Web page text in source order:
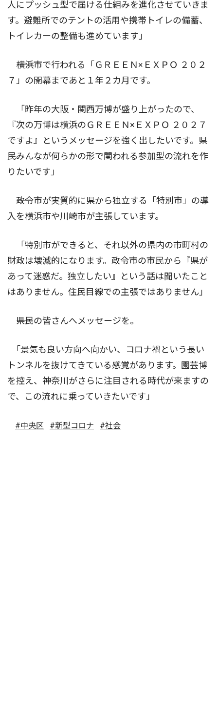
人にプッシュ型で届ける仕組みを進化させていきま
す。避難所でのテントの活用や携帯トイレの備蓄、
トイレカーの整備も進めています」
――横浜市で行われる「ＧＲＥＥＮ×ＥＸＰＯ ２０２
７」の開幕まであと１年２カ月です。
「昨年の大阪・関西万博が盛り上がったので、
『次の万博は横浜のＧＲＥＥＮ×ＥＸＰＯ ２０２７
ですよ』というメッセージを強く出したいです。県
民みんなが何らかの形で関われる参加型の流れを作
りたいです」
――政令市が実質的に県から独立する「特別市」の導
入を横浜市や川崎市が主張しています。
「特別市ができると、それ以外の県内の市町村の
財政は壊滅的になります。政令市の市民から『県が
あって迷惑だ。独立したい』という話は聞いたこと
はありません。住民目線での主張ではありません」
――県民の皆さんへメッセージを。
｢景気も良い方向へ向かい、コロナ禍という長い
トンネルを抜けてきている感覚があります。園芸博
を控え、神奈川がさらに注目される時代が来ますの
で、この流れに乗っていきたいです」
#中央区 #新型コロナ #社会